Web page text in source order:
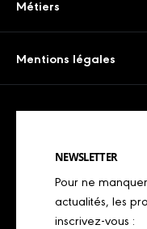
Presse
Export
Saucissons Secs
Jambons cuits & volailles
Spécialités italiennes
Chiffonnades
Métiers
Mentions légales
Politique de Cookies
NEWSLETTER
Pour ne
actualités, les
inscrivez-vous :